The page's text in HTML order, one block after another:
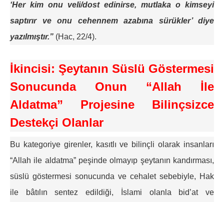
‘Her kim onu veli/dost edinirse, mutlaka o kimseyi
saptırır ve onu cehennem azabına sürükler’ diye
yazılmıştır.” (Hac, 22/4).
İkincisi: Şeytanın Süslü Göstermesi
Sonucunda Onun “Allah İle
Aldatma” Projesine Bilinçsizce
Destekçi Olanlar
Bu kategoriye girenler, kasıtlı ve bilinçli olarak insanları
“Allah ile aldatma” peşinde olmayıp şeytanın kandırması,
süslü göstermesi sonucunda ve cehalet sebebiyle, Hak
ile bâtılın sentez edildiği, İslami olanla bid’at ve